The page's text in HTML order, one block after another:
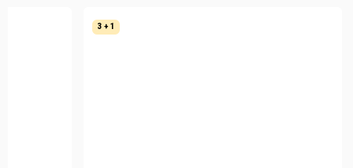
3 + 1